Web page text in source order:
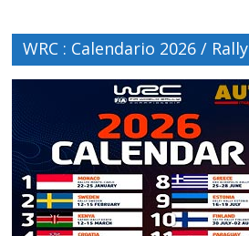
WRC : Calendario 2026 / Rally